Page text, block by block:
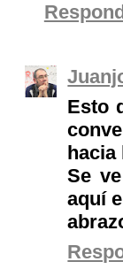
Esto
hacia
Se
aquí